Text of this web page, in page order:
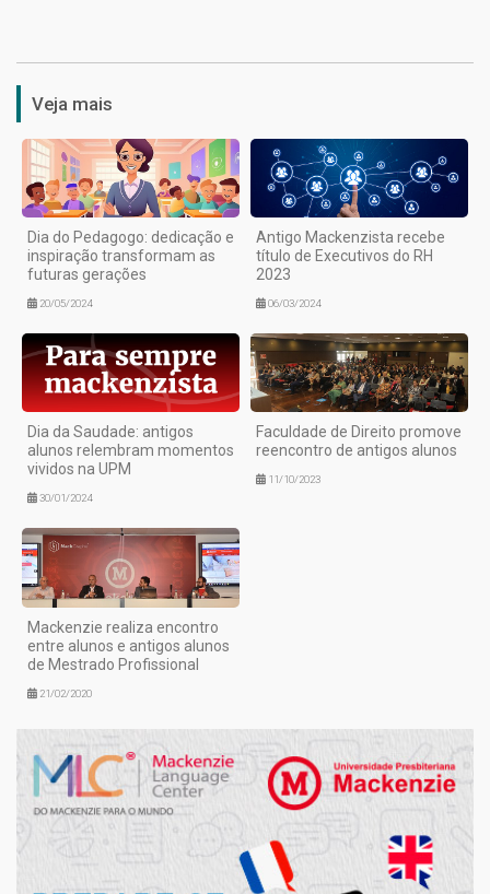
Veja mais
Dia do Pedagogo: dedicação e
inspiração transformam as
futuras gerações
20/05/2024
Antigo Mackenzista recebe
título de Executivos do RH
2023
06/03/2024
Dia da Saudade: antigos
alunos relembram momentos
vividos na UPM
30/01/2024
Faculdade de Direito promove
reencontro de antigos alunos
11/10/2023
Mackenzie realiza encontro
entre alunos e antigos alunos
de Mestrado Profissional
21/02/2020